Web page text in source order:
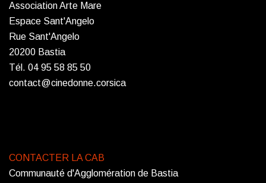
Association Arte Mare
Espace Sant'Angelo
Rue Sant'Angelo
20200 Bastia
Tél. 04 95 58 85 50
contact@cinedonne.corsica
CONTACTER LA CAB
Communauté d'Agglomération de Bastia